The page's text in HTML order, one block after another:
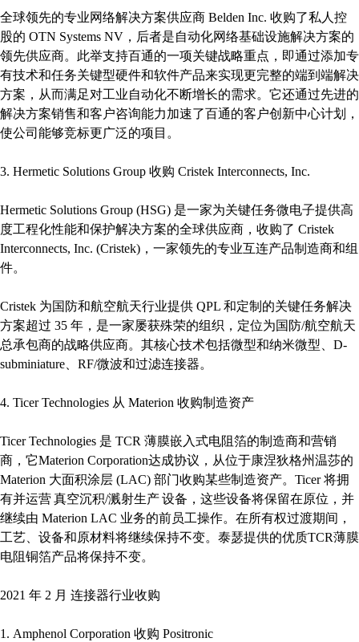
全球领先的专业网络解决方案供应商 Belden Inc. 收购了私人控
股的 OTN Systems NV，后者是自动化网络基础设施解决方案的
领先供应商。此举支持百通的一项关键战略重点，即通过添加专
有技术和任务关键型硬件和软件产品来实现更完整的端到端解决
方案，从而满足对工业自动化不断增长的需求。它还通过先进的
解决方案销售和客户咨询能力加速了百通的客户创新中心计划，
使公司能够竞标更广泛的项目。
3. Hermetic Solutions Group 收购 Cristek Interconnects, Inc.
Hermetic Solutions Group (HSG) 是一家为关键任务微电子提供高
度工程化性能和保护解决方案的全球供应商，收购了 Cristek
Interconnects, Inc. (Cristek)，一家领先的专业互连产品制造商和组
件。
Cristek 为国防和航空航天行业提供 QPL 和定制的关键任务解决
方案超过 35 年，是一家屡获殊荣的组织，定位为国防/航空航天
总承包商的战略供应商。其核心技术包括微型和纳米微型、D-
subminiature、RF/微波和过滤连接器。
4. Ticer Technologies 从 Materion 收购制造资产
Ticer Technologies 是 TCR 薄膜嵌入式电阻箔的制造商和营销
商，它Materion Corporation达成协议，从位于康涅狄格州温莎的
Materion 大面积涂层 (LAC) 部门收购某些制造资产。Ticer 将拥
有并运营 真空沉积/溅射生产 设备，这些设备将保留在原位，并
继续由 Materion LAC 业务的前员工操作。在所有权过渡期间，
工艺、设备和原材料将继续保持不变。泰瑟提供的优质TCR薄膜
电阻铜箔产品将保持不变。
2021 年 2 月 连接器行业收购
1. Amphenol Corporation 收购 Positronic